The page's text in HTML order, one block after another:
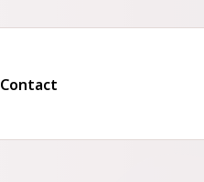
Contact